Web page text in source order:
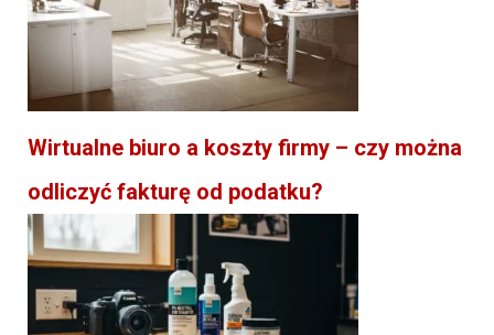
Wirtualne biuro a koszty firmy – czy można
odliczyć fakturę od podatku?